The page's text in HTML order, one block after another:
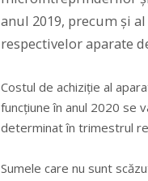
anul 2019, precum și
respectivelor aparate
Costul de achiziție al
funcțiune în anul 2020 se
determinat în trimestrul
Sumele care nu sunt